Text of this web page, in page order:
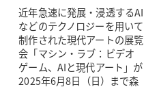
近年急速に発展・浸透するAI
などのテクノロジーを用いて
制作された現代アートの展覧
会「マシン・ラブ：ビデオ
ゲーム、AIと現代アート」が
2025年6月8日（日）まで森